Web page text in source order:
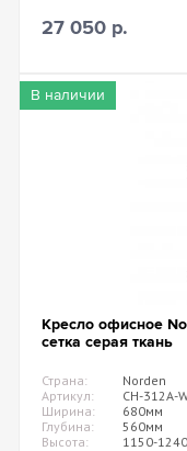
27 050 р.
В наличии
Кресло офисное
сетка серая ткань
Страна:
Norden
Артикул:
CH-312A-
Ширина:
680мм
Глубина:
560мм
Высота:
1150-